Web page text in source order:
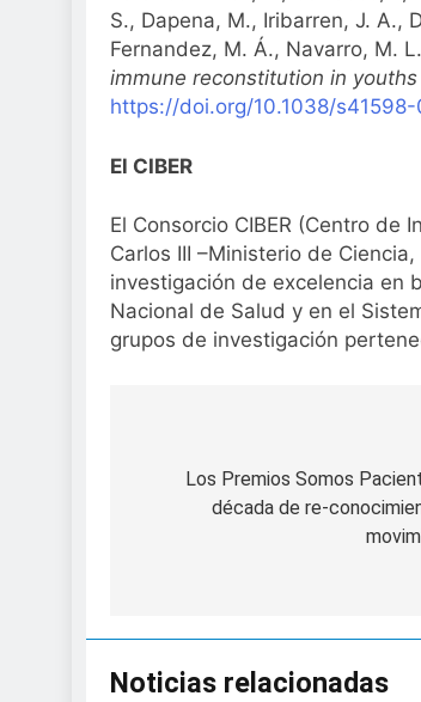
S., Dapena, M., Iribarren, J. A.,
Fernandez, M. Á., Navarro, M.
immune reconstitution in
https://doi.org/10.1038/
El CIBER
El Consorcio CIBER (Centro de
Carlos III –Ministerio de
investigación de excelencia en
Nacional de Salud y en el
grupos de investigación
Los Premios Somos
década de re-
Noticias relacionadas